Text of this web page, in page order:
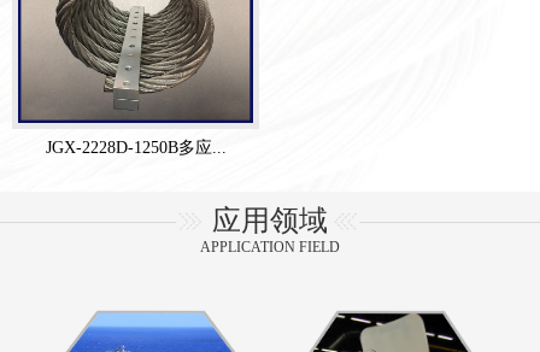
JGX-2228D-1250B多应...
应用领域
APPLICATION FIELD